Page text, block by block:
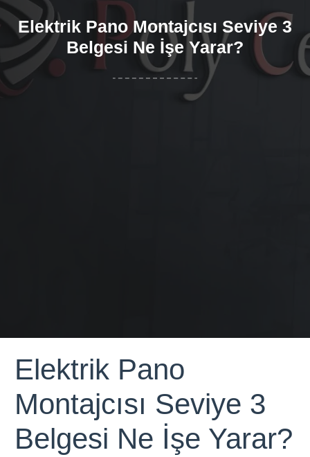
Elektrik Pano Montajcısı Seviye 3
Belgesi Ne İşe Yarar?
Elektrik Pano
Montajcısı Seviye 3
Belgesi Ne İşe Yarar?